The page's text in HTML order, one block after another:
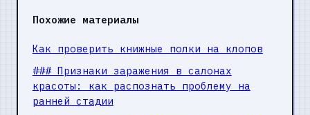
Похожие материалы
Как проверить книжные полки на клопов
### Признаки заражения в салонах
красоты: как распознать проблему на
ранней стадии